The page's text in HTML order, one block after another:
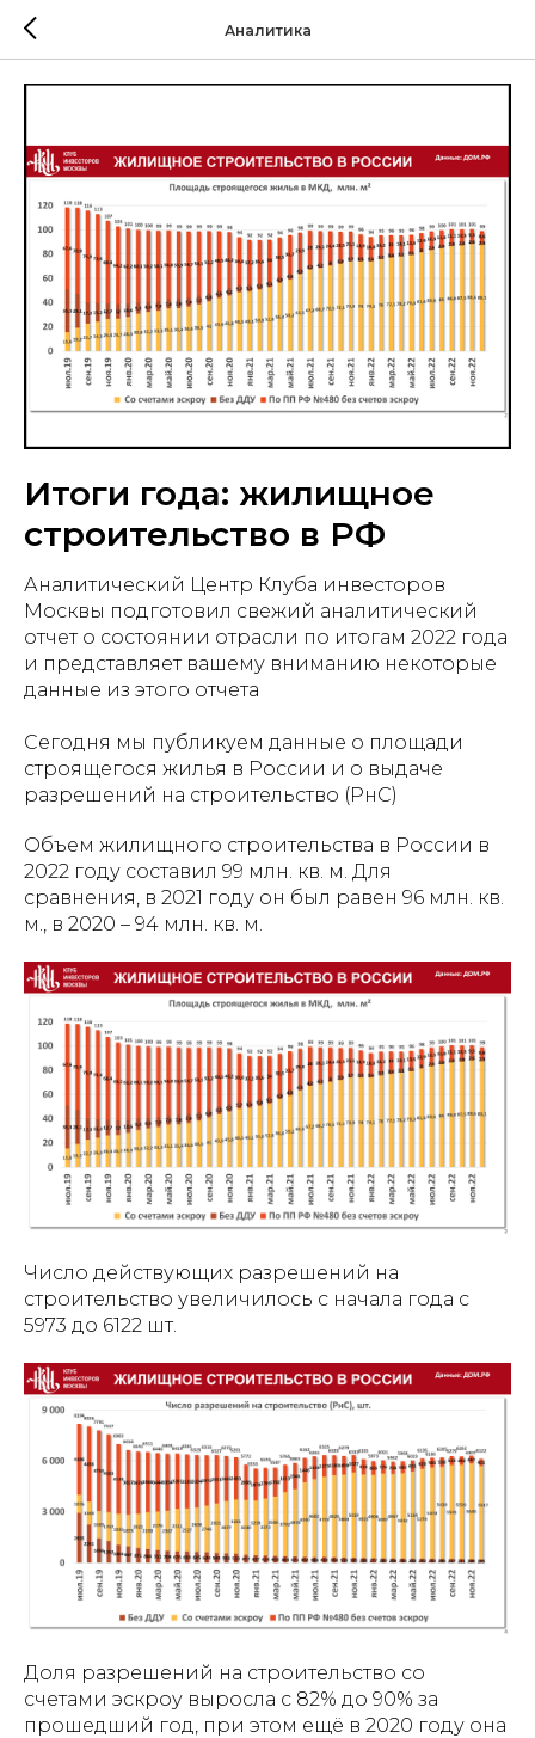
Аналитика
Итоги года: жилищное
строительство в РФ
Аналитический Центр Клуба инвесторов
Москвы подготовил свежий аналитический
отчет о состоянии отрасли по итогам 2022 года
и представляет вашему вниманию некоторые
данные из этого отчета
Сегодня мы публикуем данные о площади
строящегося жилья в России и о выдаче
разрешений на строительство (РнС)
Объем жилищного строительства в России в
2022 году составил 99 млн. кв. м. Для
сравнения, в 2021 году он был равен 96 млн. кв.
м., в 2020 – 94 млн. кв. м.
Число действующих разрешений на
строительство увеличилось с начала года с
5973 до 6122 шт.
Доля разрешений на строительство со
счетами эскроу выросла с 82% до 90% за
прошедший год, при этом ещё в 2020 году она